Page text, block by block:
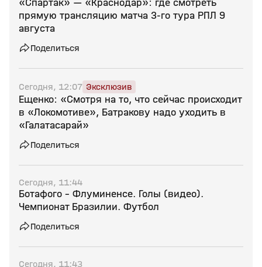
«Спартак» — «Краснодар»: где смотреть
прямую трансляцию матча 3‑го тура РПЛ 9
августа
Поделиться
Сегодня, 12:07 Эксклюзив
Ещенко: «Смотря на то, что сейчас происходит
в «Локомотиве», Батракову надо уходить в
«Галатасарай»
Поделиться
Сегодня, 11:44
Ботафого - Флуминенсе. Голы (видео).
Чемпионат Бразилии. Футбол
Поделиться
Сегодня, 11:43